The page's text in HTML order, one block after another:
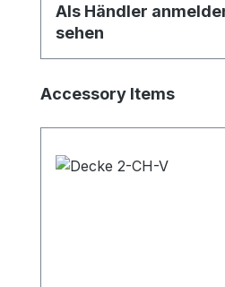
Wattiert
Als Händler
sehen
Produktgalerie überspringen
Accessory Items